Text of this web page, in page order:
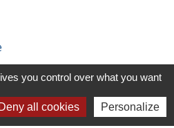
Loir
you control over what you want
Deny all cookies Personalize